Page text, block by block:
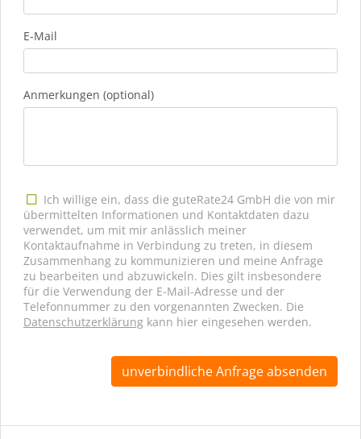
E-Mail
Anmerkungen (optional)
Ich willige ein, dass die guteRate24 GmbH die von mir
übermittelten Informationen und Kontaktdaten dazu
verwendet, um mit mir anlässlich meiner
Kontaktaufnahme in Verbindung zu treten, in diesem
Zusammenhang zu kommunizieren und meine Anfrage
zu bearbeiten und abzuwickeln. Dies gilt insbesondere
für die Verwendung der E-Mail-Adresse und der
Telefonnummer zu den vorgenannten Zwecken. Die
Datenschutzerklärung kann hier eingesehen werden.
unverbindliche Anfrage absenden